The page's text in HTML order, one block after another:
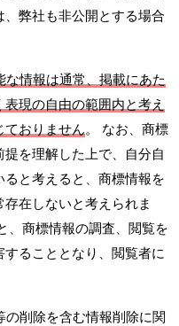
弊社も非公開とする場合
情報は通常、掲載にあた
現の自由の範囲内と考え
ておりません。 なお、商標
を理解した上で、自分自
と考えると、商標情報を
在しないと考えられま
、商標情報の調査、閲覧を
ることとなり、閲覧者に
削除を含む情報削除に関